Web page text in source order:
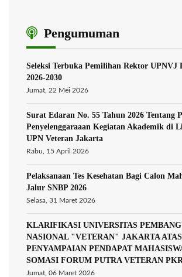
Pengumuman
Seleksi Terbuka Pemilihan Rektor UPNVJ
2026-2030
Jumat, 22 Mei 2026
Surat Edaran No. 55 Tahun 2026 Tentang
Penyelenggaraaan Kegiatan Akademik di
UPN Veteran Jakarta
Rabu, 15 April 2026
Pelaksanaan Tes Kesehatan Bagi Calon
Jalur SNBP 2026
Selasa, 31 Maret 2026
KLARIFIKASI UNIVERSITAS
NASIONAL "VETERAN" JAKARTA
PENYAMPAIAN PENDAPAT
SOMASI FORUM PUTRA VETERAN
Jumat, 06 Maret 2026